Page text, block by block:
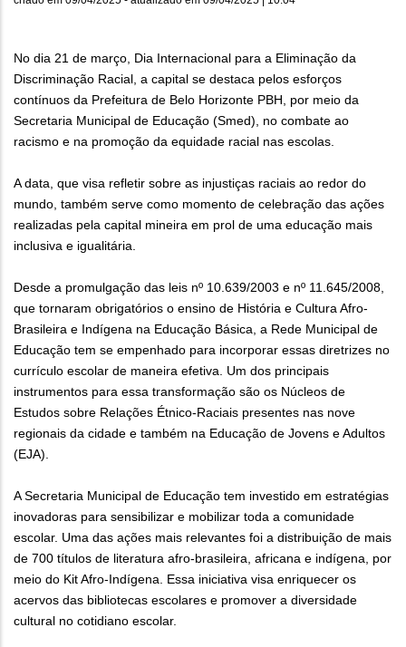
No dia 21 de março, Dia Internacional para a Eliminação da
Discriminação Racial, a capital se destaca pelos esforços
contínuos da Prefeitura de Belo Horizonte PBH, por meio da
Secretaria Municipal de Educação (Smed), no combate ao
racismo e na promoção da equidade racial nas escolas.
A data, que visa refletir sobre as injustiças raciais ao redor do
mundo, também serve como momento de celebração das ações
realizadas pela capital mineira em prol de uma educação mais
inclusiva e igualitária.
Desde a promulgação das leis nº 10.639/2003 e nº 11.645/2008,
que tornaram obrigatórios o ensino de História e Cultura Afro-
Brasileira e Indígena na Educação Básica, a Rede Municipal de
Educação tem se empenhado para incorporar essas diretrizes no
currículo escolar de maneira efetiva. Um dos principais
instrumentos para essa transformação são os Núcleos de
Estudos sobre Relações Étnico-Raciais presentes nas nove
regionais da cidade e também na Educação de Jovens e Adultos
(EJA).
A Secretaria Municipal de Educação tem investido em estratégias
inovadoras para sensibilizar e mobilizar toda a comunidade
escolar. Uma das ações mais relevantes foi a distribuição de mais
de 700 títulos de literatura afro-brasileira, africana e indígena, por
meio do Kit Afro-Indígena. Essa iniciativa visa enriquecer os
acervos das bibliotecas escolares e promover a diversidade
cultural no cotidiano escolar.